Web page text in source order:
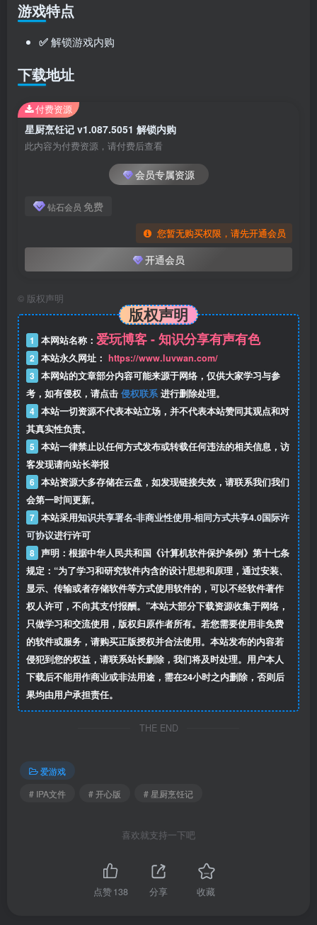
游戏特点
✅解锁游戏内购
下载地址
星厨烹饪记 v1.087.5051 解锁内购
此内容为付费资源，请付费后查看
会员专属资源
钻石会员 免费
您暂无购买权限，请先开通会员
开通会员
付费资源
© 版权声明
版权声明
1 本网站名称： 爱玩博客 - 知识分享有声有色
2 本站永久网址： https://www.luvwan.com/
3 本网站的文章部分内容可能来源于网络，仅供大家学习与参
考，如有侵权，请点击 侵权联系 进行删除处理。
4 本站一切资源不代表本站立场，并不代表本站赞同其观点和对
其真实性负责。
5 本站一律禁止以任何方式发布或转载任何违法的相关信息，访
客发现请向站长举报
6 本站资源大多存储在云盘，如发现链接失效，请联系我们我们
会第一时间更新。
7 本站采用知识共享署名-非商业性使用-相同方式共享4.0国际许
可协议进行许可
8 声明：根据中华人民共和国《计算机软件保护条例》第十七条
规定：“为了学习和研究软件内含的设计思想和原理，通过安装、
显示、传输或者存储软件等方式使用软件的，可以不经软件著作
权人许可，不向其支付报酬。”本站大部分下载资源收集于网络，
只做学习和交流使用，版权归原作者所有。若您需要使用非免费
的软件或服务，请购买正版授权并合法使用。本站发布的内容若
侵犯到您的权益，请联系站长删除，我们将及时处理。用户本人
下载后不能用作商业或非法用途，需在24小时之内删除，否则后
果均由用户承担责任。
THE END
爱游戏
# IPA文件
# 开心版 # 星厨烹饪记
喜欢就支持一下吧
点赞138 分享 收藏